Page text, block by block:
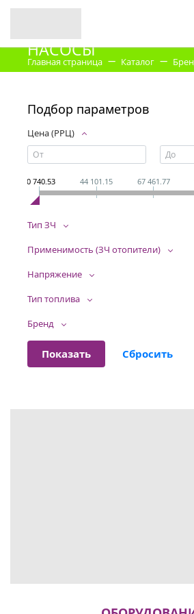
НАСОСЫ
Главная страница Каталог
Насосы
Подбор параметров
Цена (РРЦ)
20 740.53 44 101.15 67 461.77
Тип ЗЧ
Применимость (ЗЧ отопители)
Напряжение
Тип топлива
Бренд